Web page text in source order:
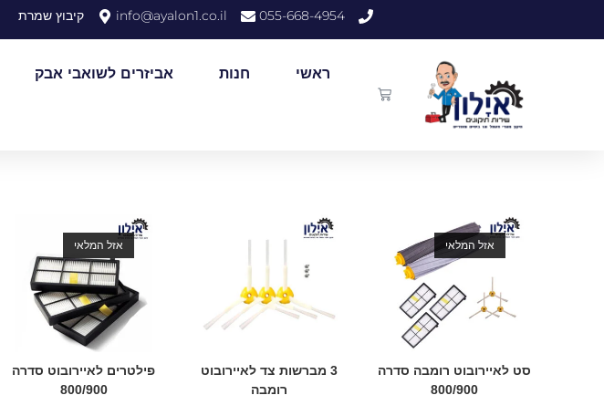
055-668-4954
info@ayalon1.co.il קיבוץ שמרת
ראשי חנות אביזרים לשואבי אבק
אזל המלאי
סט לאיירובוט רומבה סדרה
800/900
3 מברשות צד לאיירובוט
רומבה
אזל המלאי
פילטרים לאיירובוט סדרה
800/900